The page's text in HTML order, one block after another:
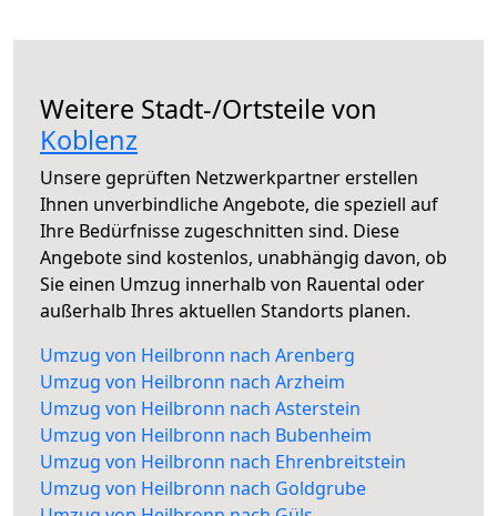
Weitere Stadt-/Ortsteile von
Koblenz
Unsere geprüften Netzwerkpartner erstellen
Ihnen unverbindliche Angebote, die speziell auf
Ihre Bedürfnisse zugeschnitten sind. Diese
Angebote sind kostenlos, unabhängig davon, ob
Sie einen Umzug innerhalb von Rauental oder
außerhalb Ihres aktuellen Standorts planen.
Umzug von Heilbronn nach Arenberg
Umzug von Heilbronn nach Arzheim
Umzug von Heilbronn nach Asterstein
Umzug von Heilbronn nach Bubenheim
Umzug von Heilbronn nach Ehrenbreitstein
Umzug von Heilbronn nach Goldgrube